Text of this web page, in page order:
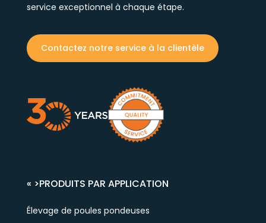
service exceptionnel à chaque étape.
Contactez notre service à la clientèle
« >PRODUITS PAR APPLICATION
Élevage de poules pondeuses